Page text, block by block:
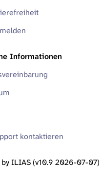
Informationen
kontaktieren
ILIAS (v10.9 2026-07-07)